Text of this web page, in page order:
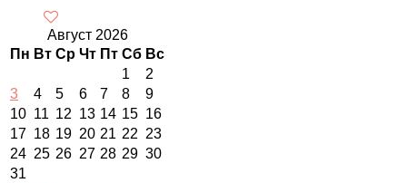
Август 2026
Пн Вт Ср Чт Пт Сб Вс
1
2
3
4 5 6 7 8
9
10 11 12 13 14 15 16
17 18 19 20 21 22 23
24 25 26 27 28 29 30
31